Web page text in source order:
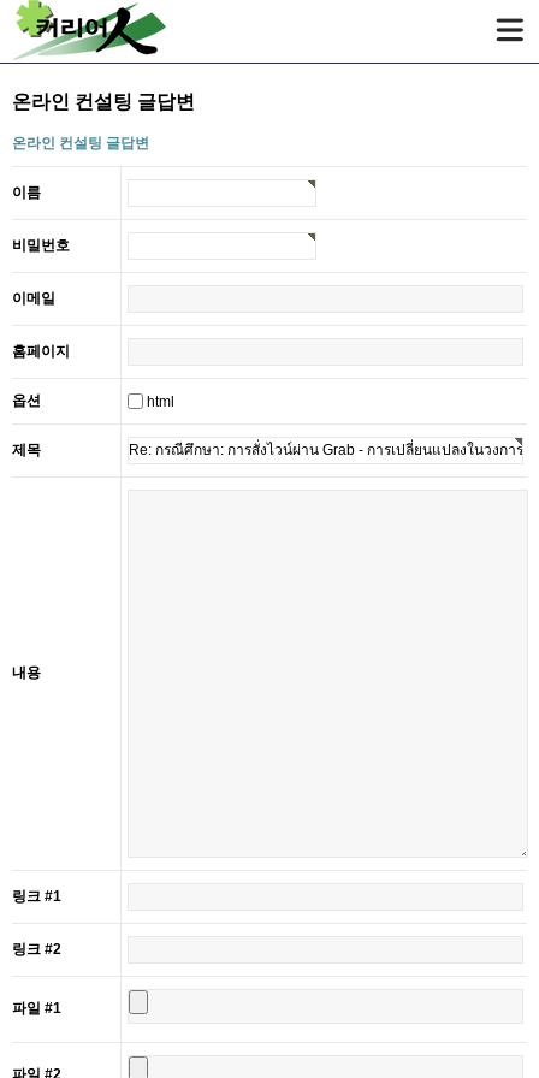
온라인 컨설팅 글답변
온라인 컨설팅 글답변
이름
비밀번호
이메일
홈페이지
옵션 html
제목
내용
링크 #1
링크 #2
파일 #1
파일 #2